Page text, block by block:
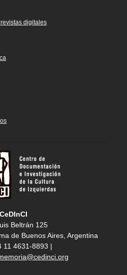
digitales
CeDInCI
Beltrán 125
de Buenos Aires, Argentina
11 4631-8893 |